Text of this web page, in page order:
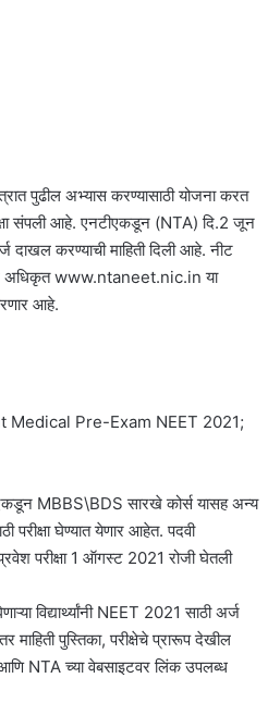
पुढील अभ्यास करण्यासाठी योजना करत
संपली आहे. एनटीएकडून (NTA) दि.2 जून
करण्याची माहिती दिली आहे. नीट
अधिकृत www.ntaneet.nic.in या
आहे.
Pre-Exam NEET 2021;
MBBS\BDS सारखे कोर्स यासह अन्य
परीक्षा घेण्यात येणार आहेत. पदवी
परीक्षा 1 ऑगस्ट 2021 रोजी घेतली
विद्यार्थ्यांनी NEET 2021 साठी अर्ज
पुस्तिका, परीक्षेचे प्रारूप देखील
NTA च्या वेबसाइटवर लिंक उपलब्ध